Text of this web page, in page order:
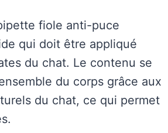
fiole anti-puce
qui doit être appliqué
du chat. Le contenu se
du corps grâce aux
du chat, ce qui permet